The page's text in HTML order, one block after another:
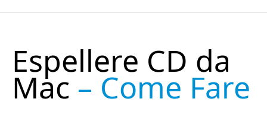
Espellere CD da
Mac – Come Fare